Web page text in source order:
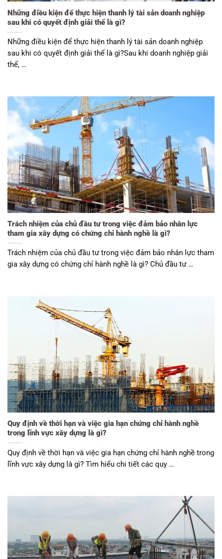
Những điều kiện để thực hiện thanh lý tài sản doanh nghiệp
sau khi có quyết định giải thể là gì?
Những điều kiện để thực hiện thanh lý tài sản doanh nghiệp
sau khi có quyết định giải thể là gì?Sau khi doanh nghiệp giải
thể, …
Trách nhiệm của chủ đầu tư trong việc đảm bảo nhân lực
tham gia xây dựng có chứng chỉ hành nghề là gì?
Trách nhiệm của chủ đầu tư trong việc đảm bảo nhân lực tham
gia xây dựng có chứng chỉ hành nghề là gì? Chủ đầu tư …
Quy định về thời hạn và việc gia hạn chứng chỉ hành nghề
trong lĩnh vực xây dựng là gì?
Quy định về thời hạn và việc gia hạn chứng chỉ hành nghề trong
lĩnh vực xây dựng là gì? Tìm hiểu chi tiết các quy …